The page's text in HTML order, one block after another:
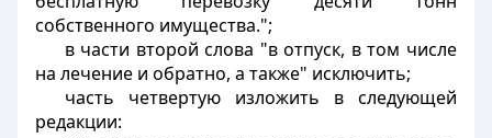
собственного имущества.";
в части второй слова "в отпуск, в том числе
на лечение и обратно, а также" исключить;
часть четвертую изложить в следующей
редакции: